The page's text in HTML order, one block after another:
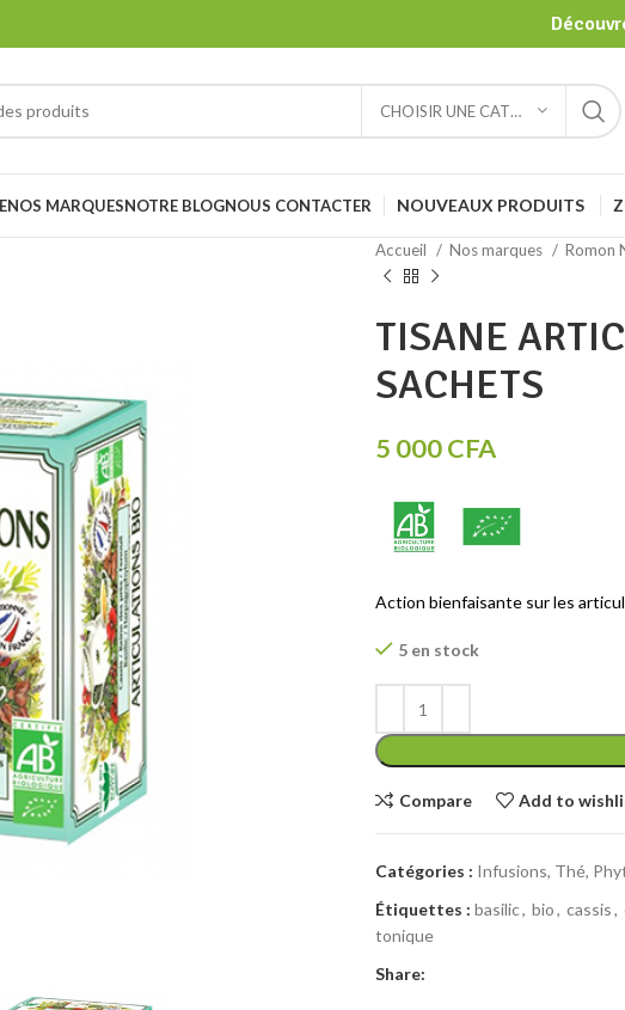
CHOISIR UNE CATÉGORIE
NOS MARQUESNOTRE BLOGNOUS CONTACTER NOUVEAUX PRODUITS
Accueil Nos marques Romon
TISANE
SACHETS
5 000CFA
Action bienfaisante sur les
5 en stock
Compare Add to
Catégories : Infusions, Thé,
Étiquettes : basilic, bio, cassis,
tonique
Share: